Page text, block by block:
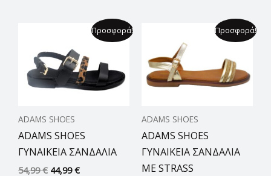
Προσφορά!
ADAMS SHOES
ADAMS SHOES
ΓΥΝΑΙΚΕΙΑ ΣΑΝΔΑΛΙΑ
54,99€
was:
54,99 €.
44,99€
τρέχουσα
είναι:
44,99 €.
Προσφορά!
ADAMS SHOES
ADAMS SHOES
ΓΥΝΑΙΚΕΙΑ ΣΑΝΔΑΛΙΑ
ΜΕ STRASS
was:
59,99 €.
τρέχουσα
είναι:
39,99 €.